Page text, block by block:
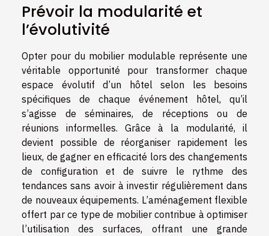
Prévoir la modularité et
l’évolutivité
Opter pour du mobilier modulable représente une
véritable opportunité pour transformer chaque
espace évolutif d’un hôtel selon les besoins
spécifiques de chaque événement hôtel, qu’il
s’agisse de séminaires, de réceptions ou de
réunions informelles. Grâce à la modularité, il
devient possible de réorganiser rapidement les
lieux, de gagner en efficacité lors des changements
de configuration et de suivre le rythme des
tendances sans avoir à investir régulièrement dans
de nouveaux équipements. L’aménagement flexible
offert par ce type de mobilier contribue à optimiser
l’utilisation des surfaces, offrant une grande